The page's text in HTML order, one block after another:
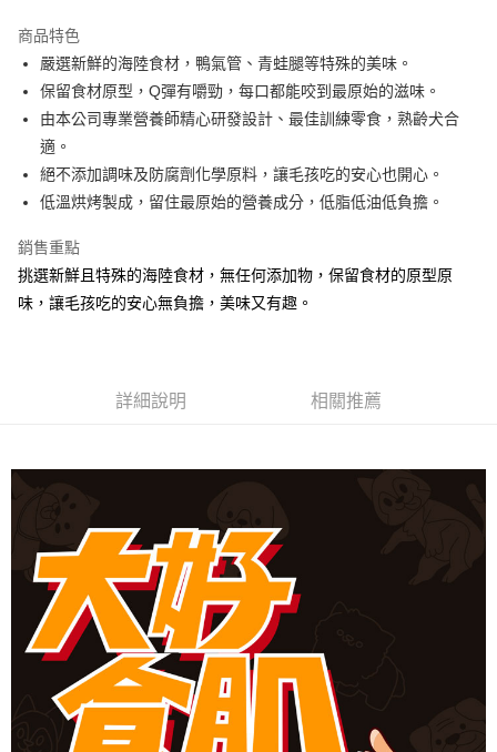
運送方式
宅配
每筆NT$100，滿NT$888(含以上)免運費
商品特色
嚴選新鮮的海陸食材，鴨氣管、青蛙腿等特殊的美味。
保留食材原型，Q彈有嚼勁，每口都能咬到最原始的滋味。
由本公司專業營養師精心研發設計、最佳訓練零食，熟齡犬合
適。
絕不添加調味及防腐劑化學原料，讓毛孩吃的安心也開心。
低溫烘烤製成，留住最原始的營養成分，低脂低油低負擔。
銷售重點
挑選新鮮且特殊的海陸食材，無任何添加物，保留食材的原型原
味，讓毛孩吃的安心無負擔，美味又有趣。
詳細說明 相關推薦